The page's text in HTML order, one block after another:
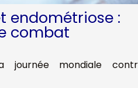
endométriose :
combat
mondiale